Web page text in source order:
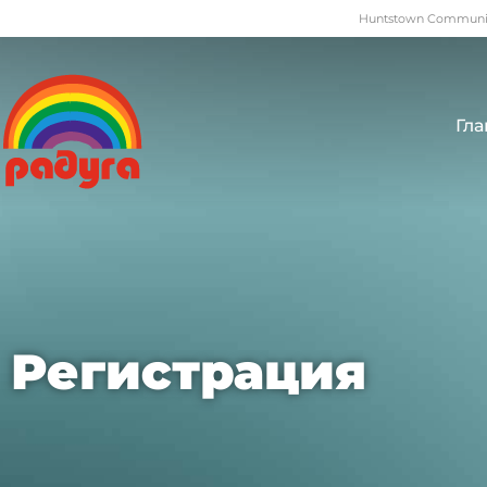
Huntstown
Регистрация